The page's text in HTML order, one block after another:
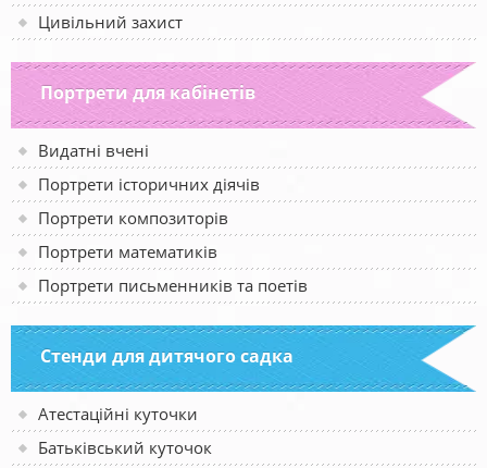
Цивільний захист
Портрети для кабінетів
Видатні вчені
Портрети історичних діячів
Портрети композиторів
Портрети математиків
Портрети письменників та поетів
Стенди для дитячого садка
Атестаційні куточки
Батьківський куточок